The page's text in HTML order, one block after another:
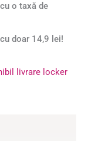
o taxă de
doar 14,9 lei!
livrare locker